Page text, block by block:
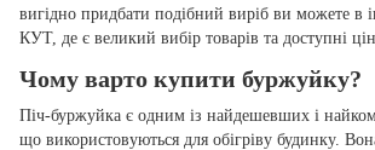
вигідно придбати подібний виріб ви можете в
КУТ, де є великий вибір товарів та доступні
Чому варто купити буржуйку?
Піч-буржуйка є одним із найдешевших і
що використовуються для обігріву будинку.